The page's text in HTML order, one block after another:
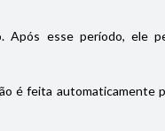
esse período, ele
é feita automaticamente